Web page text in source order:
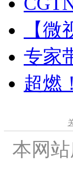
【
专家
超燃
本网